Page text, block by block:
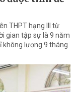
THPT hạng III từ
gian tập sự là 9 năm
không lương 9 tháng